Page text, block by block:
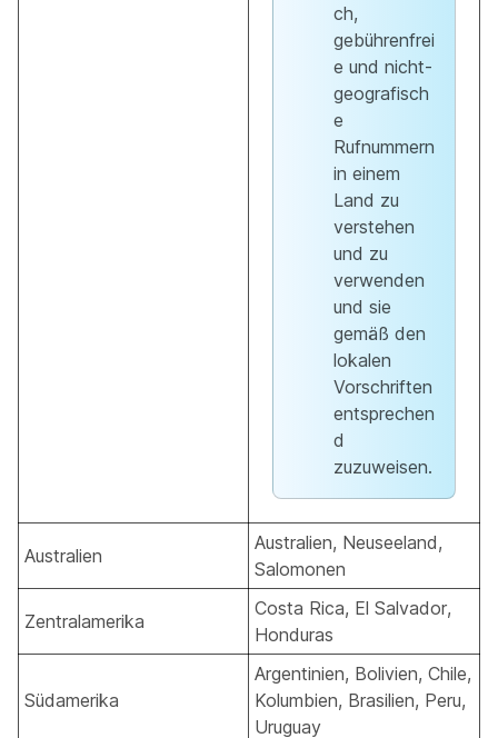
ch,
gebührenfrei
e und nicht-
geografisch
e
Rufnummern
in einem
Land zu
verstehen
und zu
verwenden
und sie
gemäß den
lokalen
Vorschriften
entsprechen
d
zuzuweisen.
Australien
Australien, Neuseeland,
Salomonen
Zentralamerika
Costa Rica, El Salvador,
Honduras
Südamerika
Argentinien, Bolivien, Chile,
Kolumbien, Brasilien, Peru,
Uruguay